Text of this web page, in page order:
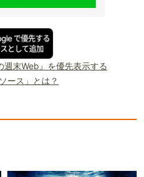
末Web』を優先表示する
ース」とは？